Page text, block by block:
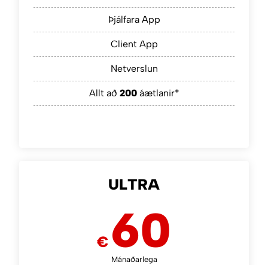
Þjálfara App
Client App
Netverslun
Allt að 200áætlanir*
ULTRA
€ 60
Mánaðarlega